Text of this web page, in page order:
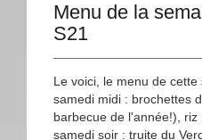
Menu de la
S21
Le voici, le menu de
samedi midi : brochettes
barbecue de l'année!),
samedi soir : truite du